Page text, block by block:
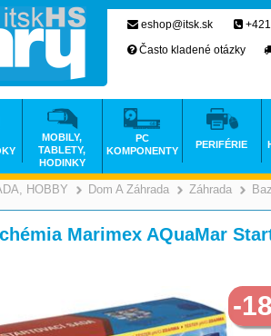
HOBBY Dom A Záhrada Záhrada
Marimex AQuaMar
-
eshop@itsk.sk
Často kladené otázky
MOBILY,
TABLETY,
HODINKY
PC
KOMPONENTY
PERIFÉRIE